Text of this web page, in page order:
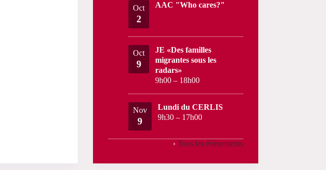
Oct
2
AAC "Who cares?"
Oct
9
JE «Des familles
migrantes sous les
radars»
9h00 – 18h00
Nov
9
Lundi du CERLIS
9h30 – 17h00
› Tous les évènements